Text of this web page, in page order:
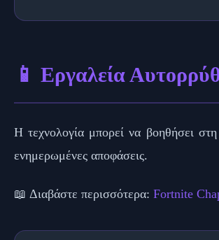
📱 Εργαλεία
Η τεχνολογία μπορεί να βοηθήσει
ενημερωμένες αποφάσεις.
📖 Διαβάστε περισσότερα: Fortnite